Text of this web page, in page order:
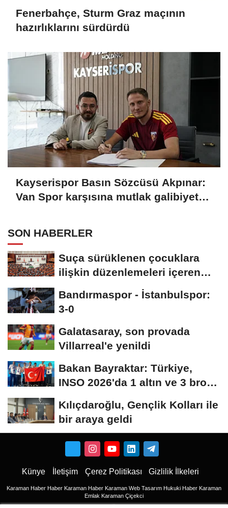
Fenerbahçe, Sturm Graz maçının
hazırlıklarını sürdürdü
Kayserispor Basın Sözcüsü Akpınar:
Van Spor karşısına mutlak galibiyet
SON HABERLER
Suça sürüklenen çocuklara
ilişkin düzenlemeleri içeren
Bandırmaspor - İstanbulspor:
3-0
Galatasaray, son provada
Villarreal'e yenildi
Bakan Bayraktar: Türkiye,
INSO 2026'da 1 altın ve 3 bronz
Kılıçdaroğlu, Gençlik Kolları ile
bir araya geldi
Künye İletişim Çerez Politikası Gizlilik İlkeleri
Karaman Haber Haber Karaman Haber Karaman Web Tasarım Hukuki Haber Karaman
Emlak Karaman Çiçekci